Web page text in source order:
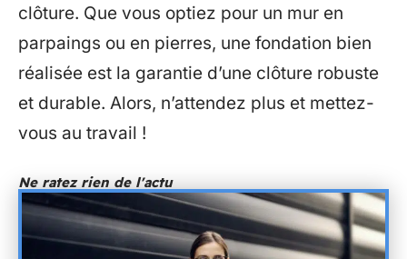
clôture. Que vous optiez pour un mur en
parpaings ou en pierres, une fondation bien
réalisée est la garantie d’une clôture robuste
et durable. Alors, n’attendez plus et mettez-
vous au travail !
Ne ratez rien de l'actu